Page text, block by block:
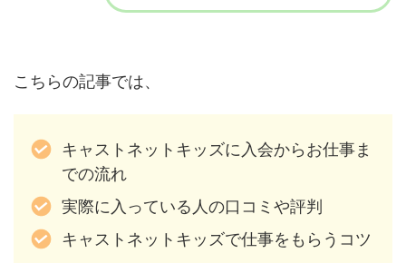
こちらの記事では、
キャストネットキッズに入会からお仕事ま
での流れ
実際に入っている人の口コミや評判
キャストネットキッズで仕事をもらうコツ